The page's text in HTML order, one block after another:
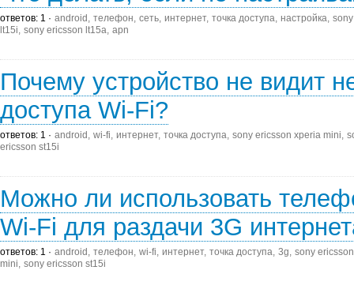
ответов: 1 android телефон сеть интернет точка доступа настройка
lt15i sony ericsson lt15a apn
Почему устройство не видит
доступа Wi-Fi?
ответов: 1 android wi-fi интернет точка доступа sony ericsson xperia mini
ericsson st15i
Можно ли использовать
Wi-Fi для раздачи 3G
ответов: 1 android телефон wi-fi интернет точка доступа 3g sony
mini sony ericsson st15i